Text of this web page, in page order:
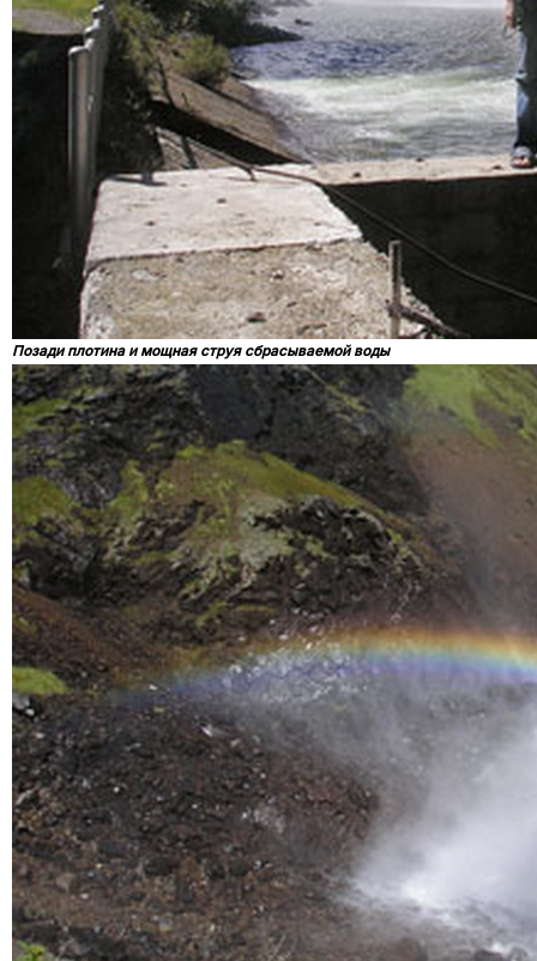
Позади плотина и мощная струя сбрасываемой воды